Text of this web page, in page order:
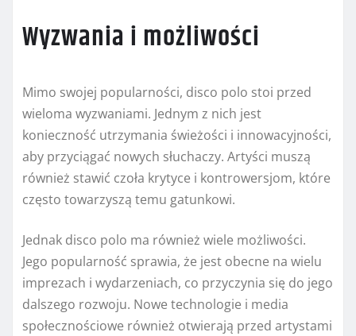
Wyzwania i możliwości
Mimo swojej popularności, disco polo stoi przed
wieloma wyzwaniami. Jednym z nich jest
konieczność utrzymania świeżości i innowacyjności,
aby przyciągać nowych słuchaczy. Artyści muszą
również stawić czoła krytyce i kontrowersjom, które
często towarzyszą temu gatunkowi.
Jednak disco polo ma również wiele możliwości.
Jego popularność sprawia, że jest obecne na wielu
imprezach i wydarzeniach, co przyczynia się do jego
dalszego rozwoju. Nowe technologie i media
społecznościowe również otwierają przed artystami